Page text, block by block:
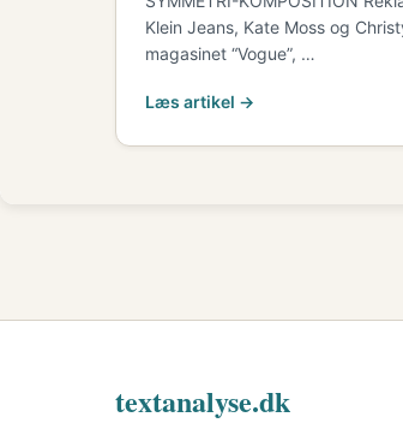
Klein Jeans, Kate Moss og
magasinet “Vogue”, …
Læs artikel →
textanalyse.dk